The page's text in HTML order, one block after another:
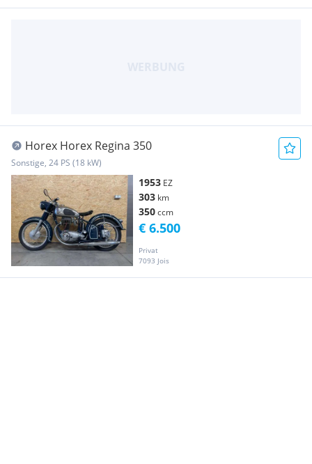
Horex Horex Regina 350
Sonstige, 24 PS (18 kW)
1953 EZ
303 km
350ccm
Privat
7093 Jois
€ 6.500